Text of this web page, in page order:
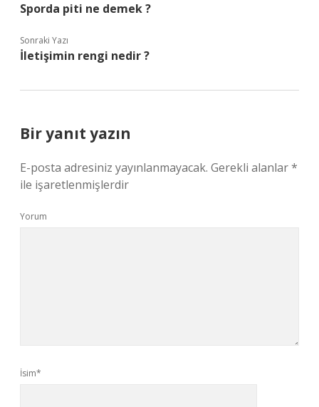
Sporda piti ne demek ?
Sonraki Yazı
İletişimin rengi nedir ?
Bir yanıt yazın
E-posta adresiniz yayınlanmayacak. Gerekli alanlar*
ile işaretlenmişlerdir
Yorum
İsim*